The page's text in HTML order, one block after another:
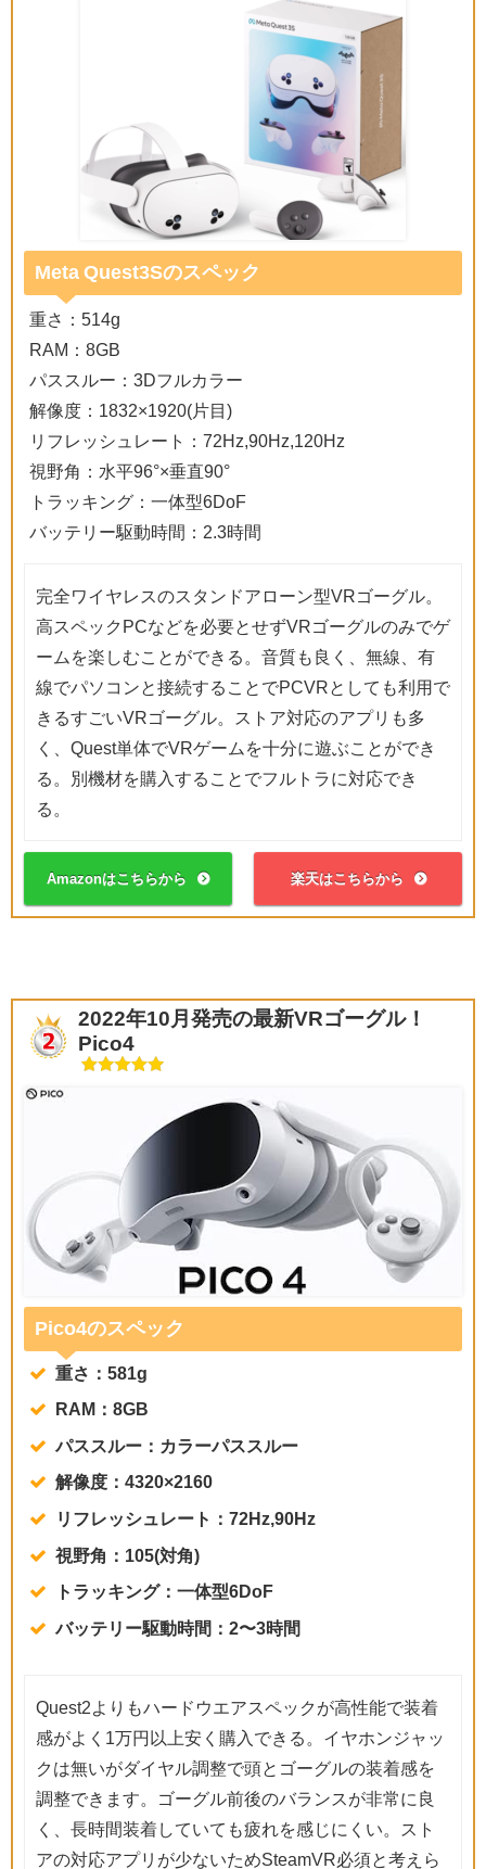
Meta Quest3Sのスペック
重さ：514g
RAM：8GB
パススルー：3Dフルカラー
解像度：1832×1920(片目)
リフレッシュレート：72Hz,90Hz,120Hz
視野角：水平96°×垂直90°
トラッキング：一体型6DoF
バッテリー駆動時間：2.3時間
完全ワイヤレスのスタンドアローン型VRゴーグル。
高スペックPCなどを必要とせずVRゴーグルのみでゲ
ームを楽しむことができる。音質も良く、無線、有
線でパソコンと接続することでPCVRとしても利用で
きるすごいVRゴーグル。ストア対応のアプリも多
く、Quest単体でVRゲームを十分に遊ぶことができ
る。別機材を購入することでフルトラに対応でき
る。
Amazonはこちらから 楽天はこちらから
2022年10月発売の最新VRゴーグル！
Pico4
Pico4のスペック
重さ：581g
RAM：8GB
パススルー：カラーパススルー
解像度：4320×2160
リフレッシュレート：72Hz,90Hz
視野角：105(対角)
トラッキング：一体型6DoF
バッテリー駆動時間：2〜3時間
Quest2よりもハードウエアスペックが高性能で装着
感がよく1万円以上安く購入できる。イヤホンジャッ
クは無いがダイヤル調整で頭とゴーグルの装着感を
調整できます。ゴーグル前後のバランスが非常に良
く、長時間装着していても疲れを感じにくい。スト
アの対応アプリが少ないためSteamVR必須と考えら